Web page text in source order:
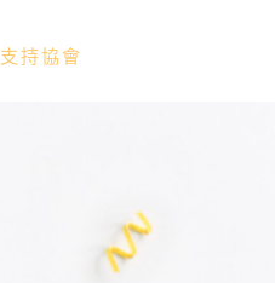
支持協會